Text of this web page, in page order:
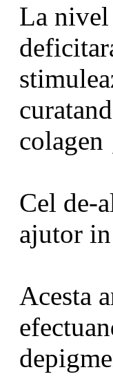
La nivel
colagen
Cel de-
ajutor
Acesta